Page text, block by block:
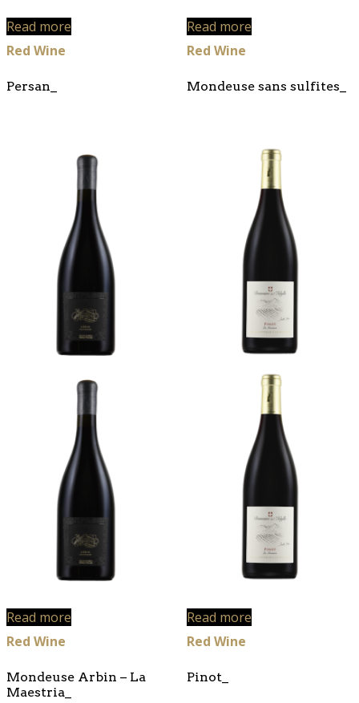
Read more
Red Wine
Persan_
Read more
Red Wine
Mondeuse sans sulfites_
Read more
Red Wine
Mondeuse Arbin – La
Maestria_
Read more
Red Wine
Pinot_